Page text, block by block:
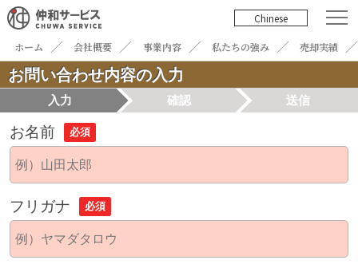
Chinese
ホーム 会社概要 事業内容 私たちの強み 売却実績
お問い合わせ内容の入力
入力 確認 送信
お名前 必須
フリガナ 必須